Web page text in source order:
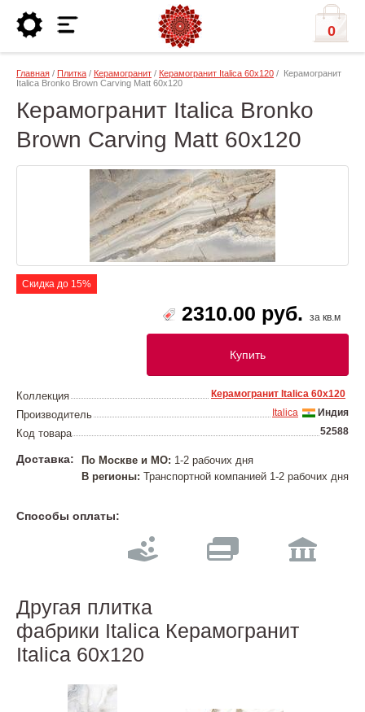
0
Главная / Плитка / Керамогранит / Керамогранит Italica 60х120 / Керамогранит
Italica Bronko Brown Carving Matt 60x120
Керамогранит Italica Bronko
Brown Carving Matt 60x120
Скидка до 15%
2310.00 руб. за кв.м
Купить
Коллекция Керамогранит Italica 60х120
Производитель Индия
Italica
Код товара 52588
Доставка: По Москве и МО: 1-2 рабочих дня
В регионы: Транспортной компанией 1-2 рабочих дня
Способы оплаты:
Другая плитка
фабрики Italica Керамогранит
Italica 60х120